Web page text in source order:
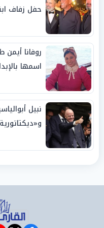
حفل زفاف
روفانا
اسمها
نبيل